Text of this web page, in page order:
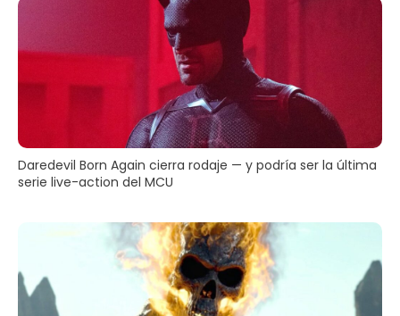
Daredevil Born Again cierra rodaje — y podría ser la última
serie live-action del MCU